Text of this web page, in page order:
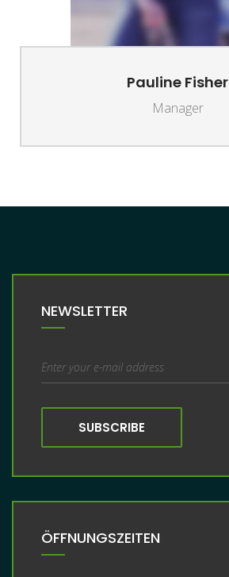
Pauline Fisher
Manager
NEWSLETTER
SUBSCRIBE
ÖFFNUNGSZEITEN